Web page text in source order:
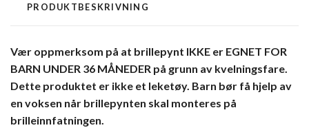
PRODUKTBESKRIVNING
Vær oppmerksom på at brillepynt IKKE er EGNET FOR
BARN UNDER 36 MÅNEDER på grunn av kvelningsfare.
Dette produktet er ikke et leketøy. Barn bør få hjelp av
en voksen når brillepynten skal monteres på
brilleinnfatningen.